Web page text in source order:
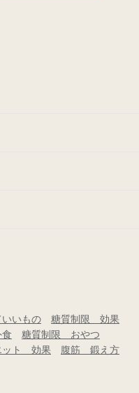
いもの
糖質制限 効果
糖質制限 おやつ
ット 効果
腹筋 鍛え方